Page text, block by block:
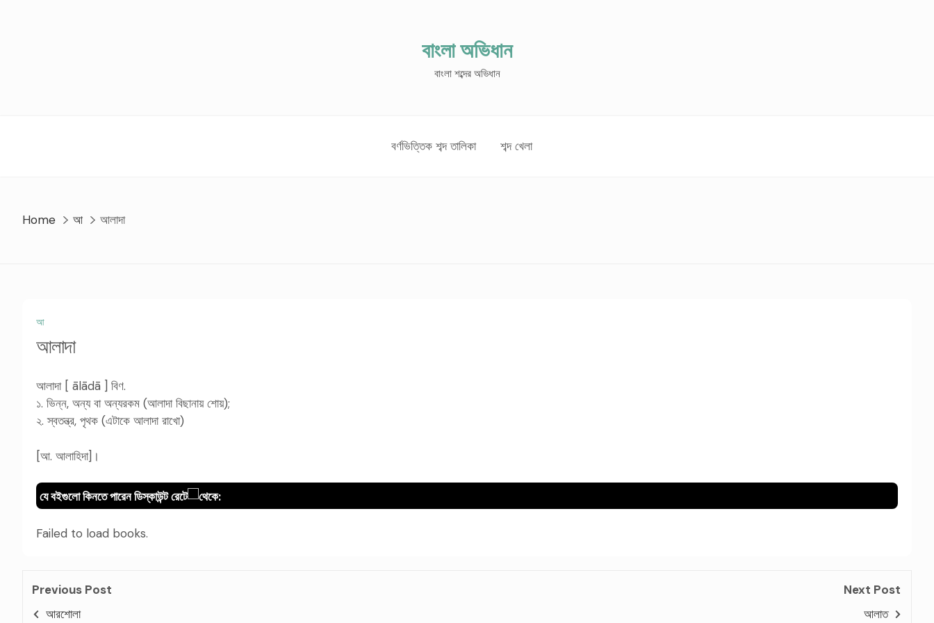
বাংলা অভিধান
বাংলা শব্দের অভিধান
বর্ণভিত্তিক শব্দ তালিকা শব্দ খেলা
Home আ আলাদা
আ
আলাদা
আলাদা [ ālādā ] বিণ.
১. ভিন্ন, অন্য বা অন্যরকম (আলাদা বিছানায় শোয়);
২. স্বতন্ত্র, পৃথক (এটাকে আলাদা রাখো)
[আ. আলাহিদা]।
যে বইগুলো কিনতে পারেন ডিস্কাউন্ট রেটে থেকে:
Failed to load books.
Previous Post
আরশোলা
Next Post
আলাত